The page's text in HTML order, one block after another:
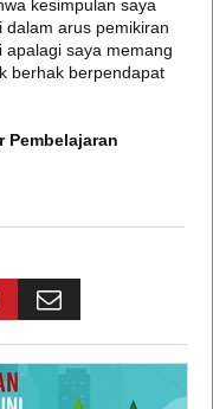
kesimpulan saya
dalam arus pemikiran
saya memang
berhak berpendapat
Pembelajaran